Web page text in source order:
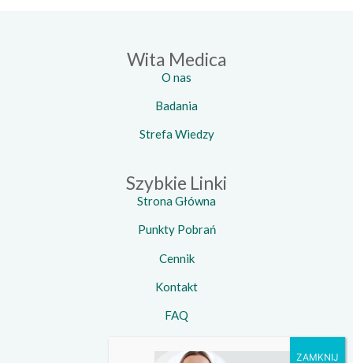
Wita Medica
O nas
Badania
Strefa Wiedzy
Szybkie Linki
Strona Główna
Punkty Pobrań
Cennik
Kontakt
FAQ